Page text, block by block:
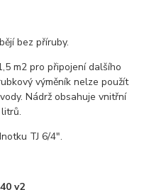
bez příruby.
m2 pro připojení dalšího
výměník nelze použít
Nádrž obsahuje vnitřní
TJ 6/4".
v2